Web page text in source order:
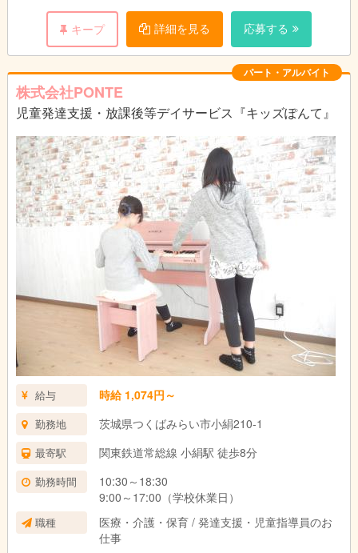
利用児童の送迎業務 （学校～施設、施設～自宅間）
・利用者:10名
・ワゴンAT車:定員6名、乗用車定員:3名
・送迎範囲は常陸太田市、日立市内を中心
業務の変更なし
転勤の可能性なし
雇用期間の定めあり:1年
※契約更新の可能性あり（原則更新・上限なし）
※更新条件:会社の経営状況により判断
キープ 詳細を見る 応募する
パート・アルバイト
株式会社PONTE
児童発達支援・放課後等デイサービス『キッズぽんて』
給与 時給 1,074円～
勤務地 茨城県つくばみらい市小絹210-1
最寄駅 関東鉄道常総線 小絹駅 徒歩8分
勤務時間
10:30～18:30
9:00～17:00（学校休業日）
職種
医療・介護・保育 / 発達支援・児童指導員のお
仕事